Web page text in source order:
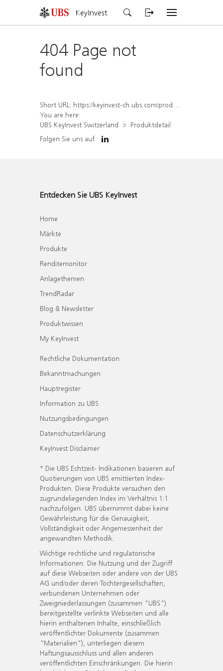
KeyInvest
404 Page not
found
Short URL: https://keyinvest-ch.ubs.com/produkt/detail/index/isin/CH1569454858
You are here:
UBS KeyInvest Switzerland
Produktdetail
Folgen Sie uns auf
Entdecken Sie UBS KeyInvest
Home
Märkte
Produkte
Renditemonitor
Anlagethemen
TrendRadar
Blog & Newsletter
Produktwissen
My KeyInvest
Rechtliche Dokumentation
Bekanntmachungen
Hauptregister
Information zu UBS
Nutzungsbedingungen
Datenschutzerklärung
KeyInvest Disclaimer
* Die UBS Echtzeit- Indikationen basieren auf
Quotierungen von UBS emittierten Index-
Produkten. Diese Produkte versuchen den
zugrundeliegenden Index im Verhältnis 1:1
nachzufolgen. UBS übernimmt dabei keine
Gewährleistung für die Genauigkeit,
Vollständigkeit oder Angemessenheit der
angewandten Methodik.
Wichtige rechtliche und regulatorische
Informationen. Die Nutzung und der Zugriff
auf diese Webseiten oder andere von der UBS
AG und/oder deren Tochtergesellschaften,
verbundenen Unternehmen oder
Zweigniederlassungen (zusammen "UBS")
bereitgestellte verlinkte Webseiten und alle
hierin enthaltenen Inhalte, einschließlich
veröffentlichter Dokumente (zusammen
"Materialien"), unterliegen diesem
Haftungsausschluss und allen anderen
veröffentlichten Einschränkungen. Die hierin